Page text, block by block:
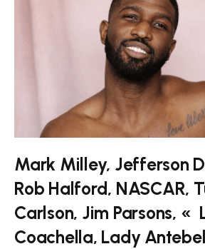
Mark Milley, Jefferson
Rob Halford, NASCAR,
Carlson, Jim Parsons, «
Coachella, Lady